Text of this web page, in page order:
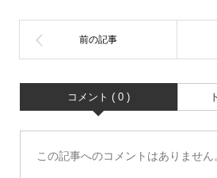
コメント ( 0 )
この記事へのコメントはありません